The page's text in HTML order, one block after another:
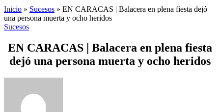
Inicio » Sucesos » EN CARACAS | Balacera en plena fiesta dejó
una persona muerta y ocho heridos
Sucesos
EN CARACAS | Balacera en plena fiesta
dejó una persona muerta y ocho heridos